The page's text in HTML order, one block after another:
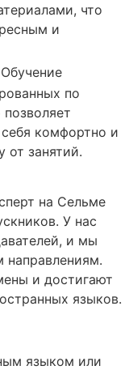
что
и
Обучение
по
комфортно и
от занятий.
на Сельме
У нас
и мы
направлениям.
и достигают
языков.
языком или